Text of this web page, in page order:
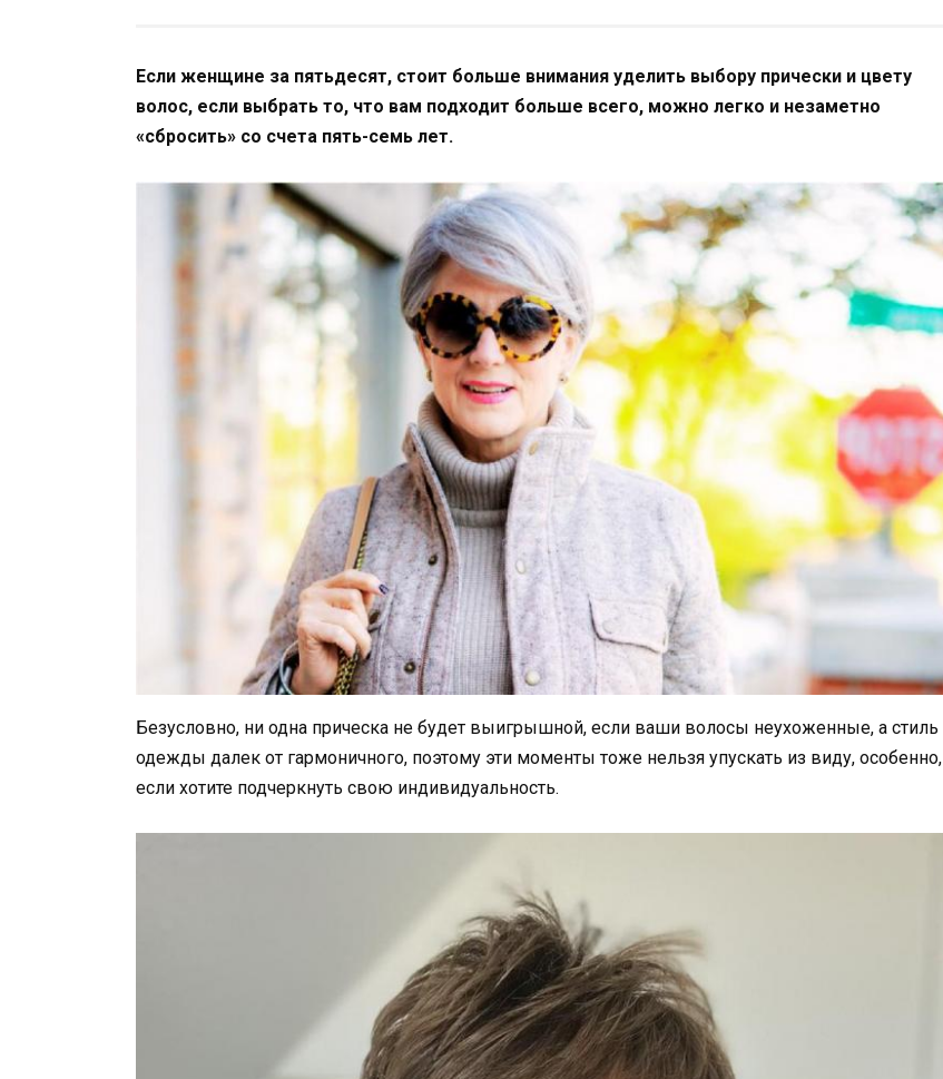
Если женщине за пятьдесят, стоит больше внимания уделить выбору прически и цвету
волос, если выбрать то, что вам подходит больше всего, можно легко и незаметно
«сбросить» со счета пять-семь лет.
Безусловно, ни одна прическа не будет выигрышной, если ваши волосы неухоженные, а стиль
одежды далек от гармоничного, поэтому эти моменты тоже нельзя упускать из виду, особенно,
если хотите подчеркнуть свою индивидуальность.